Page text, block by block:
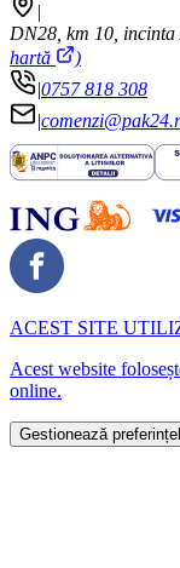
|
DN28, km 10,
hartă
)
|0757 818 308
|
ACEST SITE
Acest website
online.
Gestionează